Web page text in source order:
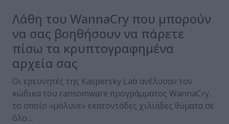
Λάθη του WannaCry που μπορούν
να σας βοηθήσουν να πάρετε
πίσω τα κρυπτογραφημένα
αρχεία σας
Οι ερευνητές της Kaspersky Lab ανέλυσαν τον
κώδικα του ransomware προγράμματος WannaCry,
το οποίο «μόλυνε» εκατοντάδες χιλιάδες θύματα σε
όλο…